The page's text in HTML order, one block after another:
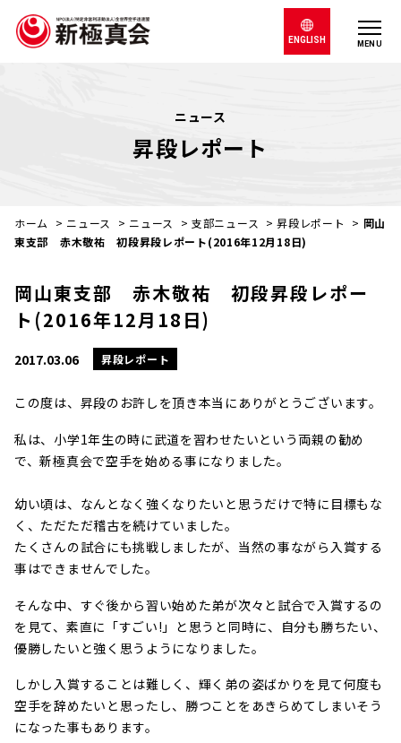
MENU
ENGLISH
ニュース
昇段レポート
ホーム > ニュース > ニュース >支部ニュース >昇段レポート > 岡山
東支部 赤木敬祐 初段昇段レポート(2016年12月18日)
岡山東支部 赤木敬祐 初段昇段レポー
ト(2016年12月18日)
2017.03.06 昇段レポート
この度は、昇段のお許しを頂き本当にありがとうございます。
私は、小学1年生の時に武道を習わせたいという両親の勧め
で、新極真会で空手を始める事になりました。
幼い頃は、なんとなく強くなりたいと思うだけで特に目標もな
く、ただただ稽古を続けていました。
たくさんの試合にも挑戦しましたが、当然の事ながら入賞する
事はできませんでした。
そんな中、すぐ後から習い始めた弟が次々と試合で入賞するの
を見て、素直に「すごい!」と思うと同時に、自分も勝ちたい、
優勝したいと強く思うようになりました。
しかし入賞することは難しく、輝く弟の姿ばかりを見て何度も
空手を辞めたいと思ったし、勝つことをあきらめてしまいそう
になった事もあります。